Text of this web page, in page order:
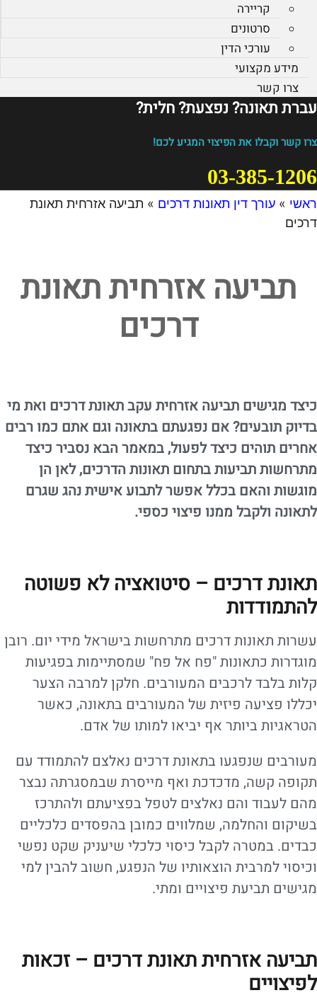
קריירה
סרטונים
עורכי הדין
מידע מקצועי
צרו קשר
עברת תאונה? נפצעת? חלית?​
צרו קשר וקבלו את הפיצוי המגיע לכם!
03-385-1206
ראשי » עורך דין תאונות דרכים » תביעה אזרחית תאונת
דרכים
תביעה אזרחית תאונת
דרכים
כיצד מגישים תביעה אזרחית עקב תאונת דרכים ואת מי
בדיוק תובעים? אם נפגעתם בתאונה וגם אתם כמו רבים
אחרים תוהים כיצד לפעול, במאמר הבא נסביר כיצד
מתרחשות תביעות בתחום תאונות הדרכים, לאן הן
מוגשות והאם בכלל אפשר לתבוע אישית נהג שגרם
לתאונה ולקבל ממנו פיצוי כספי.
תאונת דרכים – סיטואציה לא פשוטה
להתמודדות
עשרות תאונות דרכים מתרחשות בישראל מידי יום. רובן
מוגדרות כתאונות "פח אל פח" שמסתיימות בפגיעות
קלות בלבד לרכבים המעורבים. חלקן למרבה הצער
יכללו פציעה פיזית של המעורבים בתאונה, כאשר
הטראגיות ביותר אף יביאו למותו של אדם.
מעורבים שנפגעו בתאונת דרכים נאלצם להתמודד עם
תקופה קשה, מדכדכת ואף מייסרת שבמסגרתה נבצר
מהם לעבוד והם נאלצים לטפל בפציעתם ולהתרכז
בשיקום והחלמה, שמלווים כמובן בהפסדים כלכליים
כבדים. במטרה לקבל כיסוי כלכלי שיעניק שקט נפשי
וכיסוי למרבית הוצאותיו של הנפגע, חשוב להבין למי
מגישים תביעת פיצויים ומתי.
תביעה אזרחית תאונת דרכים – זכאות
לפיצויים